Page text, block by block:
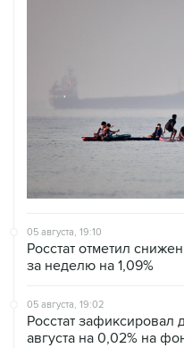
05 августа, 19:10
Росстат отметил
за неделю на 1,09%
05 августа, 19:02
Росстат
августа на 0,02% на